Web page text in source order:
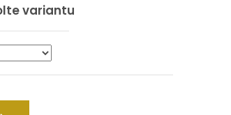
variantu